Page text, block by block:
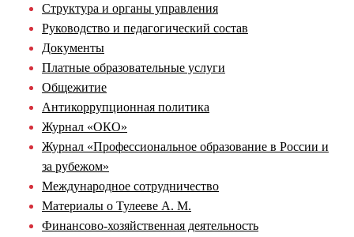
Структура и органы управления
Руководство и педагогический состав
Документы
Платные образовательные услуги
Общежитие
Антикоррупционная политика
Журнал «ОКО»
Журнал «Профессиональное образование в России и
за рубежом»
Международное сотрудничество
Материалы о Тулееве А. М.
Финансово-хозяйственная деятельность